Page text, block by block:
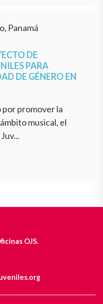
Panamá
DE
PARA
DE GÉNERO EN
promover la
musical, el
OJS.